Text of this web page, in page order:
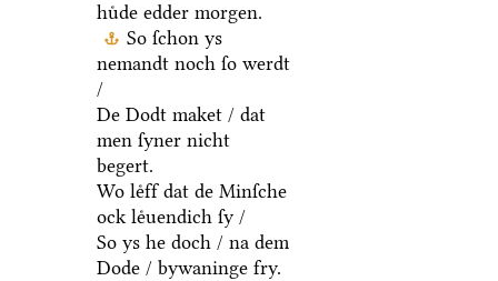
huͤde edder morgen.
So ſchon ys
nemandt noch ſo werdt
/
De Dodt maket / dat
men ſyner nicht
begert.
Wo leͤff dat de Minſche
ock leͤuendich ſy /
So ys he doch / na dem
Dode / bywaninge fry.